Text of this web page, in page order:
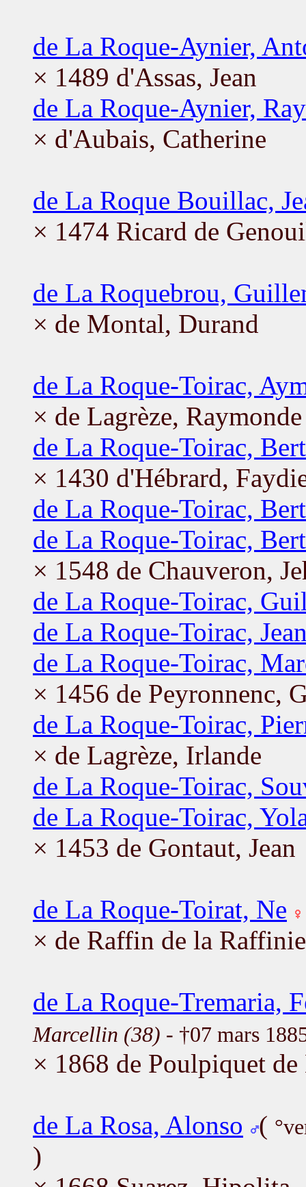
de La Roque-Aynier,
× 1489 d'Assas, Jean
de La Roque-Aynier,
× d'Aubais, Catherine
de La Roque Bouillac,
× 1474 Ricard de
de La Roquebrou,
× de Montal, Durand
de La Roque-Toirac,
× de Lagrèze, Raymonde
de La Roque-Toirac,
× 1430 d'Hébrard,
de La Roque-Toirac,
de La Roque-Toirac,
× 1548 de Chauveron,
de La Roque-Toirac,
de La Roque-Toirac,
de La Roque-Toirac,
× 1456 de Peyronnenc,
de La Roque-Toirac,
× de Lagrèze, Irlande
de La Roque-Toirac,
de La Roque-Toirac,
× 1453 de Gontaut, Jean
de La Roque-Toirat, Ne
× de Raffin de la
de La Roque-Tremaria,
Marcellin (38) - †07 mars
× 1868 de Poulpiquet de
de La Rosa, Alonso (
)